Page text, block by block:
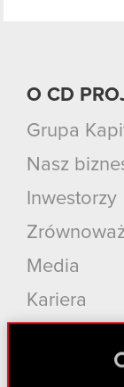
O CD
Grupa
Nasz
Inwestorzy
Media
Kariera